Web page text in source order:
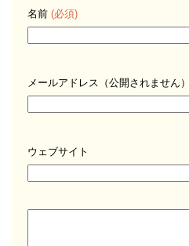
名前 (必須)
メールアドレス（公開されません）
ウェブサイト